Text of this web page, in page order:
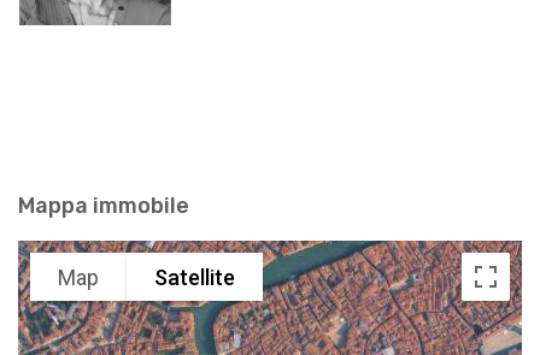
Mappa immobile
Map Satellite